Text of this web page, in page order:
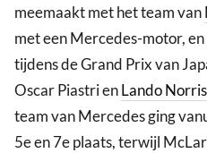
meemaakt met het team van
met een Mercedes-motor,
tijdens de Grand Prix van
Oscar Piastri enLando Norris
team van Mercedes ging
5e en 7e plaats, terwijl